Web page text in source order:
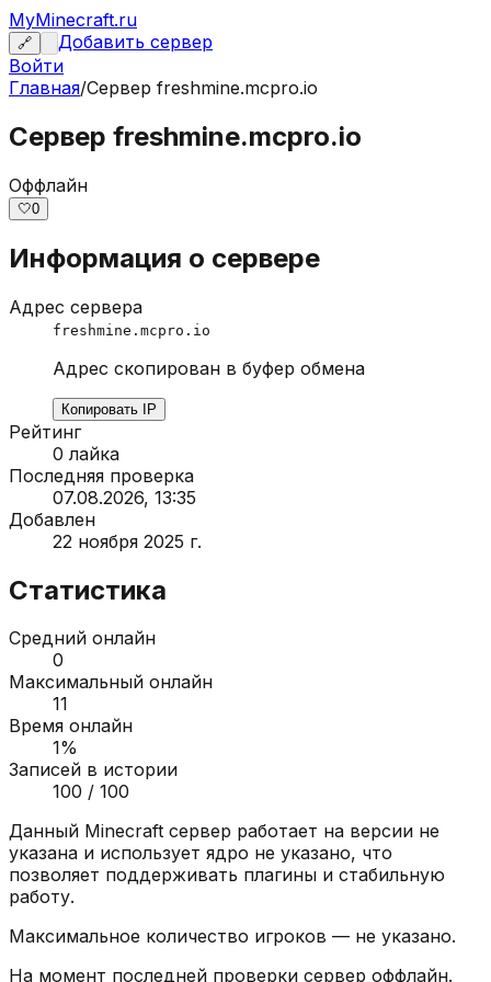
MyMinecraft.ru
🔗
Добавить сервер
Войти
Главная/Сервер freshmine.mcpro.io
Сервер freshmine.mcpro.io
Оффлайн
🤍0
Информация о сервере
Адрес сервера
freshmine.mcpro.io
Адрес скопирован в буфер обмена
Копировать IP
Рейтинг
0 лайка
Последняя проверка
07.08.2026, 13:35
Добавлен
22 ноября 2025 г.
Статистика
Средний онлайн
0
Максимальный онлайн
11
Время онлайн
1%
Записей в истории
100 / 100
Данный Minecraft сервер работает на версии не
указана и использует ядро не указано, что
позволяет поддерживать плагины и стабильную
работу.
Максимальное количество игроков — не указано.
На момент последней проверки сервер оффлайн.